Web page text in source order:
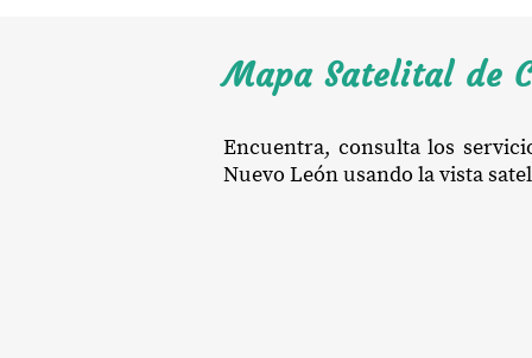
Mapa Satelital de
Encuentra, consulta los
Nuevo León usando la vista